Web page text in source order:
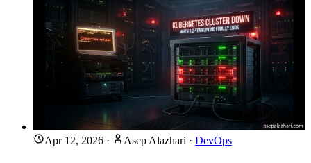
Apr 12, 2026 · Asep Alazhari · DevOps